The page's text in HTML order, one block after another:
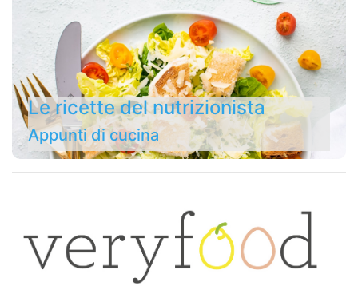
Le ricette del nutrizionista
Appunti di cucina